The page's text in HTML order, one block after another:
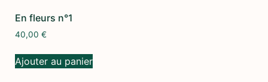
En fleurs n°1
40,00 €
Ajouter au panier